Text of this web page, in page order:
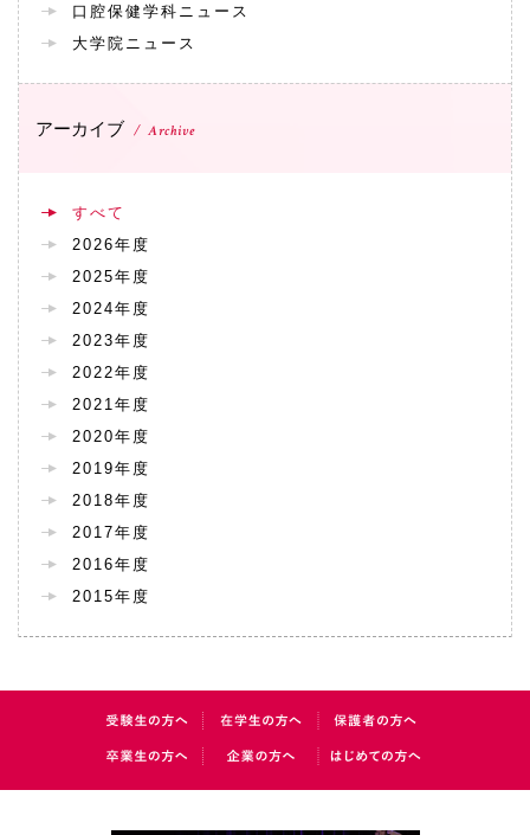
口腔保健学科ニュース
大学院ニュース
アーカイブ Archive
すべて
2026年度
2025年度
2024年度
2023年度
2022年度
2021年度
2020年度
2019年度
2018年度
2017年度
2016年度
2015年度